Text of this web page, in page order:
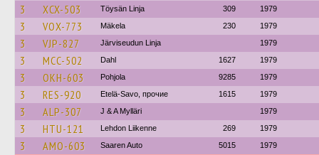
3 XCX-503 Töysän Linja 309 1979
3 VOX-773 Mäkela 230 1979
3 VJP-827 Järviseudun Linja 1979
3 MCC-502 Dahl 1627 1979
3 OKH-603 Pohjola 9285 1979
3 RES-920 Etelä-Savo, прочие 1615 1979
3 ALP-307 J & A Mylläri 1979
3 HTU-121 Lehdon Liikenne 269 1979
3 AMO-603 Saaren Auto 5015 1979